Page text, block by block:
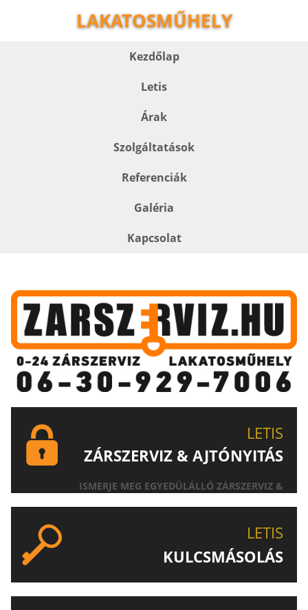
LAKATOSMŰHELY
Kezdőlap
Letis
Árak
Szolgáltatások
Referenciák
Galéria
Kapcsolat
LETIS
ZÁRSZERVIZ & AJTÓNYITÁS
ISMERJE MEG EGYEDÜLÁLLÓ ZÁRSZERVIZ &
LETIS
KULCSMÁSOLÁS